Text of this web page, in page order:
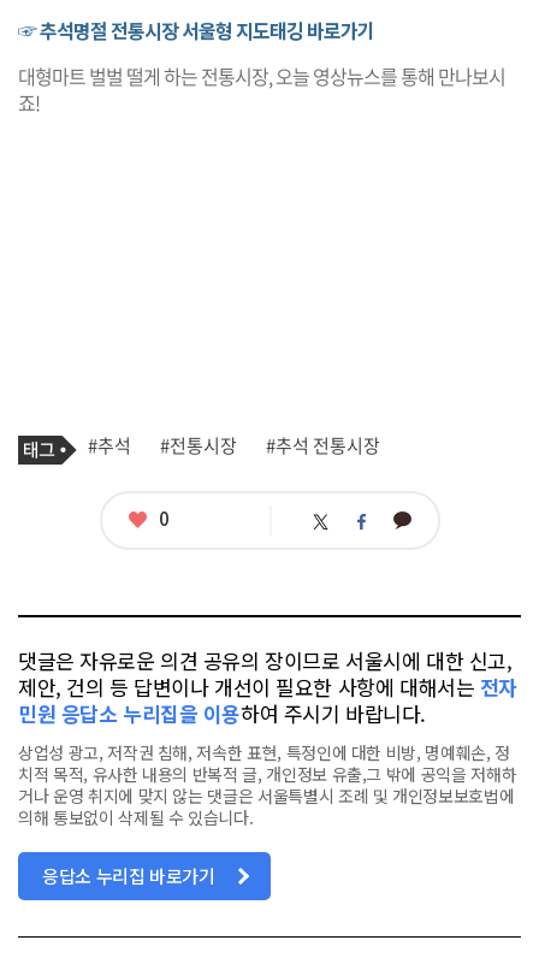
☞ 추석명절 전통시장 서울형 지도태깅 바로가기
대형마트 벌벌 떨게 하는 전통시장, 오늘 영상뉴스를 통해 만나보시
죠!
기
사
태
그
#추석 #전통시장 #추석 전통시장
좋
0 트 페 카
댓글은 자유로운 의견 공유의 장이므로 서울시에 대한 신고,
제안, 건의 등 답변이나 개선이 필요한 사항에 대해서는 전자
민원 응답소 누리집을 이용하여 주시기 바랍니다.
상업성 광고, 저작권 침해, 저속한 표현, 특정인에 대한 비방, 명예훼손, 정
치적 목적, 유사한 내용의 반복적 글, 개인정보 유출,그 밖에 공익을 저해하
거나 운영 취지에 맞지 않는 댓글은 서울특별시 조례 및 개인정보보호법에
의해 통보없이 삭제될 수 있습니다.
응답소 누리집 바로가기